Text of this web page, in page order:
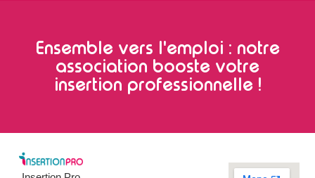
Ensemble vers l'emploi : notre
association booste votre
insertion professionnelle !